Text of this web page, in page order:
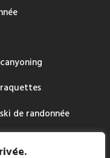
de randonnée